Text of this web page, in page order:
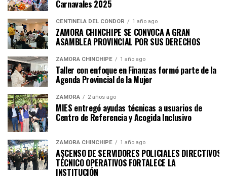
Carnavales 2025
CENTINELA DEL CÓNDOR 1 año ago
ZAMORA CHINCHIPE SE CONVOCA A GRAN
ASAMBLEA PROVINCIAL POR SUS DERECHOS
ZAMORA CHINCHIPE 1 año ago
Taller con enfoque en Finanzas formó parte de la
Agenda Provincial de la Mujer
ZAMORA 2 años ago
MIES entregó ayudas técnicas a usuarios de
Centro de Referencia y Acogida Inclusivo
ZAMORA CHINCHIPE 1 año ago
ASCENSO DE SERVIDORES POLICIALES DIRECTIVOS Y
TÉCNICO OPERATIVOS FORTALECE LA